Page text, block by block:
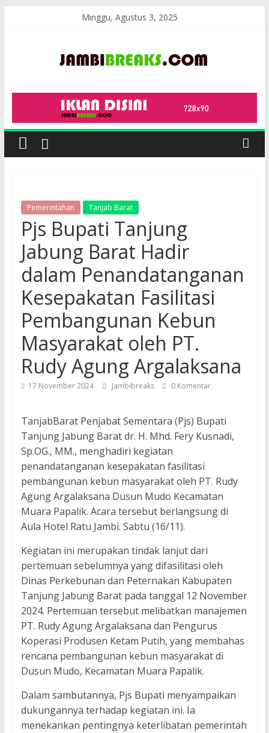
Minggu, Agustus 3, 2025
JambiBreaks
Pemerintahan Tanjab Barat
Pjs Bupati Tanjung
Jabung Barat Hadir
dalam Penandatanganan
Kesepakatan Fasilitasi
Pembangunan Kebun
Masyarakat oleh PT.
Rudy Agung Argalaksana
17 November 2024 Jambibreaks 0 Komentar
TanjabBarat Penjabat Sementara (Pjs) Bupati
Tanjung Jabung Barat dr. H. Mhd. Fery Kusnadi,
Sp.OG., MM., menghadiri kegiatan
penandatanganan kesepakatan fasilitasi
pembangunan kebun masyarakat oleh PT. Rudy
Agung Argalaksana Dusun Mudo Kecamatan
Muara Papalik. Acara tersebut berlangsung di
Aula Hotel Ratu Jambi. Sabtu (16/11).
Kegiatan ini merupakan tindak lanjut dari
pertemuan sebelumnya yang difasilitasi oleh
Dinas Perkebunan dan Peternakan Kabupaten
Tanjung Jabung Barat pada tanggal 12 November
2024. Pertemuan tersebut melibatkan manajemen
PT. Rudy Agung Argalaksana dan Pengurus
Koperasi Produsen Ketam Putih, yang membahas
rencana pembangunan kebun masyarakat di
Dusun Mudo, Kecamatan Muara Papalik.
Dalam sambutannya, Pjs Bupati menyampaikan
dukungannya terhadap kegiatan ini. Ia
menekankan pentingnya keterlibatan pemerintah